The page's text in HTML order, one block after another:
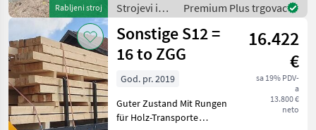
Rabljeni stroj
Strojevi i
oprema za
travu i
baliranje /
Sonstige
Premium Plus trgovac
Sonstige S12 =
16 to ZGG
16.422
€
sa 19% PDV-
a
13.800 €
neto
God. pr. 2019
Guter Zustand Mit Rungen
für Holz-Transporte